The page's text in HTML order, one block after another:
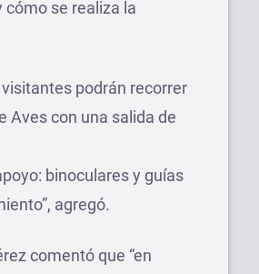
cómo se realiza la
visitantes podrán recorrer
Aves con una salida de
binoculares y guías
agregó.
comentó que “en